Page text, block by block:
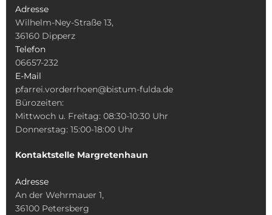
Adresse
Wilhelm-Ney-Straße 13,
36160 Dipperz
Telefon
06657-232
E-Mail
pfarrei.vorderrhoen@bistum-fulda.de
Bürozeiten:
Mittwoch u. Freitag: 08:30-10:30 Uhr
Donnerstag: 15:00-18:00 Uhr
Kontaktstelle Margretenhaun
Adresse
An der Wehrmauer 1,
36100 Petersberg